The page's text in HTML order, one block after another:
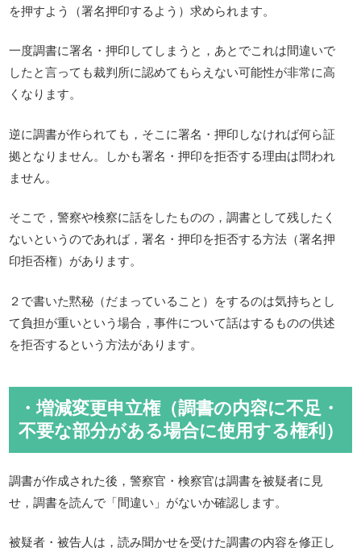
を押すよう（署名押印するよう）求められます。
一度調書に署名・押印してしまうと，あとでこれは間違いで
したと言っても裁判所に認めてもらえない可能性が非常に高
くなります。
逆に調書が作られても，そこに署名・押印しなければ何ら証
拠となりません。しかも署名・押印を拒否する理由は問われ
ません。
そこで，警察や検察に話をしたものの，調書として残したく
ないというのであれば，署名・押印を拒否する方法（署名押
印拒否権）があります。
２で書いた黙秘（だまっていること）をするのは気持ちとし
て負担が重いという場合，事件について話はするものの供述
を拒否するという方法があります。
・増減変更申立権（調書の内容に不足・
不要な部分がある場合に使用する権利）
調書が作成された後，警察官・検察官は調書を被疑者に見
せ，調書を読んで「間違い」がないか確認します。
被疑者・被告人は，読み聞かせを受けた調書の内容を修正し